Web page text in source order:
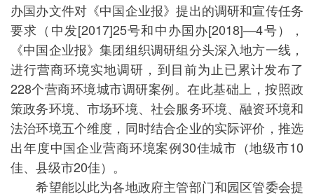
办国办文件对《中国企业报》提出的调研和宣传任务
要求（中发[2017]25号和中办国办[2018]—4号），
《中国企业报》集团组织调研组分头深入地方一线，
进行营商环境实地调研，到目前为止已累计发布了
228个营商环境城市调研案例。在此基础上，按照政
策政务环境、市场环境、社会服务环境、融资环境和
法治环境五个维度，同时结合企业的实际评价，推选
出年度中国企业营商环境案例30佳城市（地级市10
佳、县级市20佳）。
希望能以此为各地政府主管部门和园区管委会提